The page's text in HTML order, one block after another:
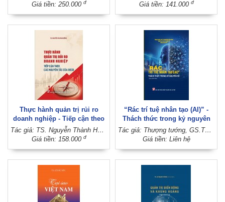
xuất bản lần thứ hai)
Giá tiền: 250.000 đ Giá tiền: 141.000 đ
Thực hành quản trị rủi ro
doanh nghiệp - Tiếp cận theo
các nguyên tắc của OECDTác giả: TS. Nguyễn Thành Hưởng
Giá tiền: 158.000 đ
“Rác trí tuệ nhân tạo (AI)” -
Thách thức trong kỷ nguyên
số (Sách chuyên khảo) Tác giả: Thượng tướng, GS.TS. Nguyễn Văn Thành - Thiếu tá, ThS. Cù Xuân Vũ (Đồng chủ biên)
Giá tiền: Liên hệ